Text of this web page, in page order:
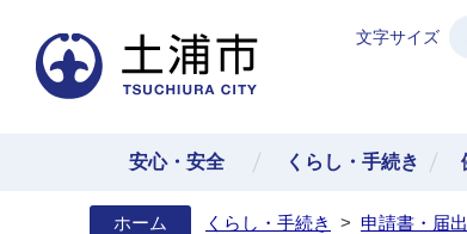
文字サイズ
安心・安全 くらし・手続き
ホーム くらし・手続き > 申請書・届